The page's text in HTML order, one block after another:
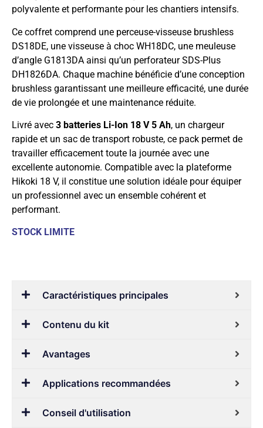
polyvalente et performante pour les chantiers intensifs.
Ce coffret comprend une perceuse-visseuse brushless
DS18DE, une visseuse à choc WH18DC, une meuleuse
d’angle G1813DA ainsi qu’un perforateur SDS-Plus
DH1826DA. Chaque machine bénéficie d’une conception
brushless garantissant une meilleure efficacité, une durée
de vie prolongée et une maintenance réduite.
Livré avec 3 batteries Li-Ion 18 V 5 Ah, un chargeur
rapide et un sac de transport robuste, ce pack permet de
travailler efficacement toute la journée avec une
excellente autonomie. Compatible avec la plateforme
Hikoki 18 V, il constitue une solution idéale pour équiper
un professionnel avec un ensemble cohérent et
performant.
STOCK LIMITE
Caractéristiques principales
Contenu du kit
Avantages
Applications recommandées
Conseil d'utilisation